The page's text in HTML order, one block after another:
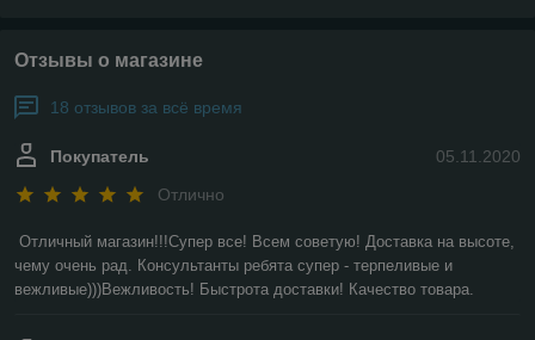
Отзывы о магазине
18 отзывов за всё время
05.11.2020
Покупатель
Отлично
Отличный магазин!!!Супер все! Всем советую! Доставка на высоте,
чему очень рад. Консультанты ребята супер - терпеливые и
вежливые)))Вежливость! Быстрота доставки! Качество товара.